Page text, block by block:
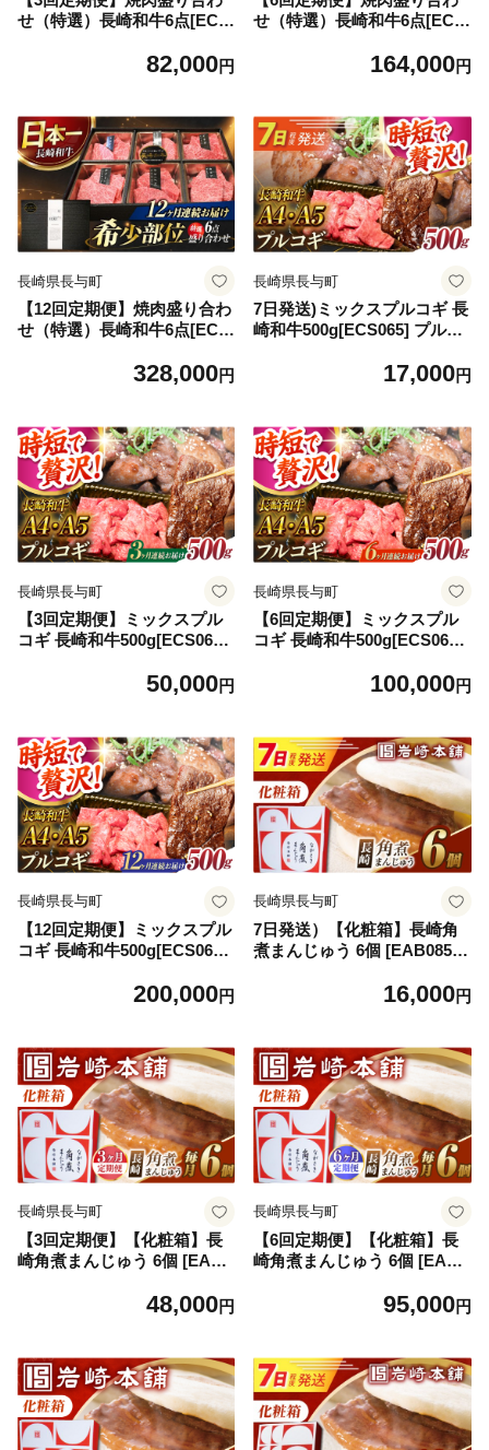
せ（特選）長崎和牛6点[ECS
黒毛和牛 赤身 牛肉 BBQ や
82,000円
せ（特選）長崎和牛6点[ECS
黒毛和牛 赤身 牛肉 BBQ や
164,000円
長崎県長与町
【12回定期便】焼肉盛り合わ
せ（特選）長崎和牛6点[ECS
黒毛和牛 赤身 牛肉 BBQ や
回
328,000円
長崎県長与町
7日発送)ミックスプルコギ 長
崎和牛500g[ECS065] プルコ
牛肉 焼肉 ぷるこぎ 焼くだけ
17,000円
長崎県長与町
【3回定期便】ミックスプル
コギ 長崎和牛500g[ECS066]
産 和牛 牛肉 焼肉 ぷるこぎ
50,000円
長崎県長与町
【6回定期便】ミックスプル
コギ 長崎和牛500g[ECS067]
産 和牛 牛肉 焼肉 ぷるこぎ
100,000円
長崎県長与町
【12回定期便】ミックスプル
コギ 長崎和牛500g[ECS068]
産 和牛 牛肉 焼肉 ぷるこぎ
200,000円
長崎県長与町
7日発送）【化粧箱】長崎角
煮まんじゅう 6個 [EAB085]
んじゅう かくにまんじゅう
16,000円
長崎県長与町
【3回定期便】【化粧箱】長
崎角煮まんじゅう 6個 [EAB0
まんじゅう かくにまんじゅう
びん
48,000円
長崎県長与町
【6回定期便】【化粧箱】長
崎角煮まんじゅう 6個 [EAB0
まんじゅう かくにまんじゅう
びん
95,000円